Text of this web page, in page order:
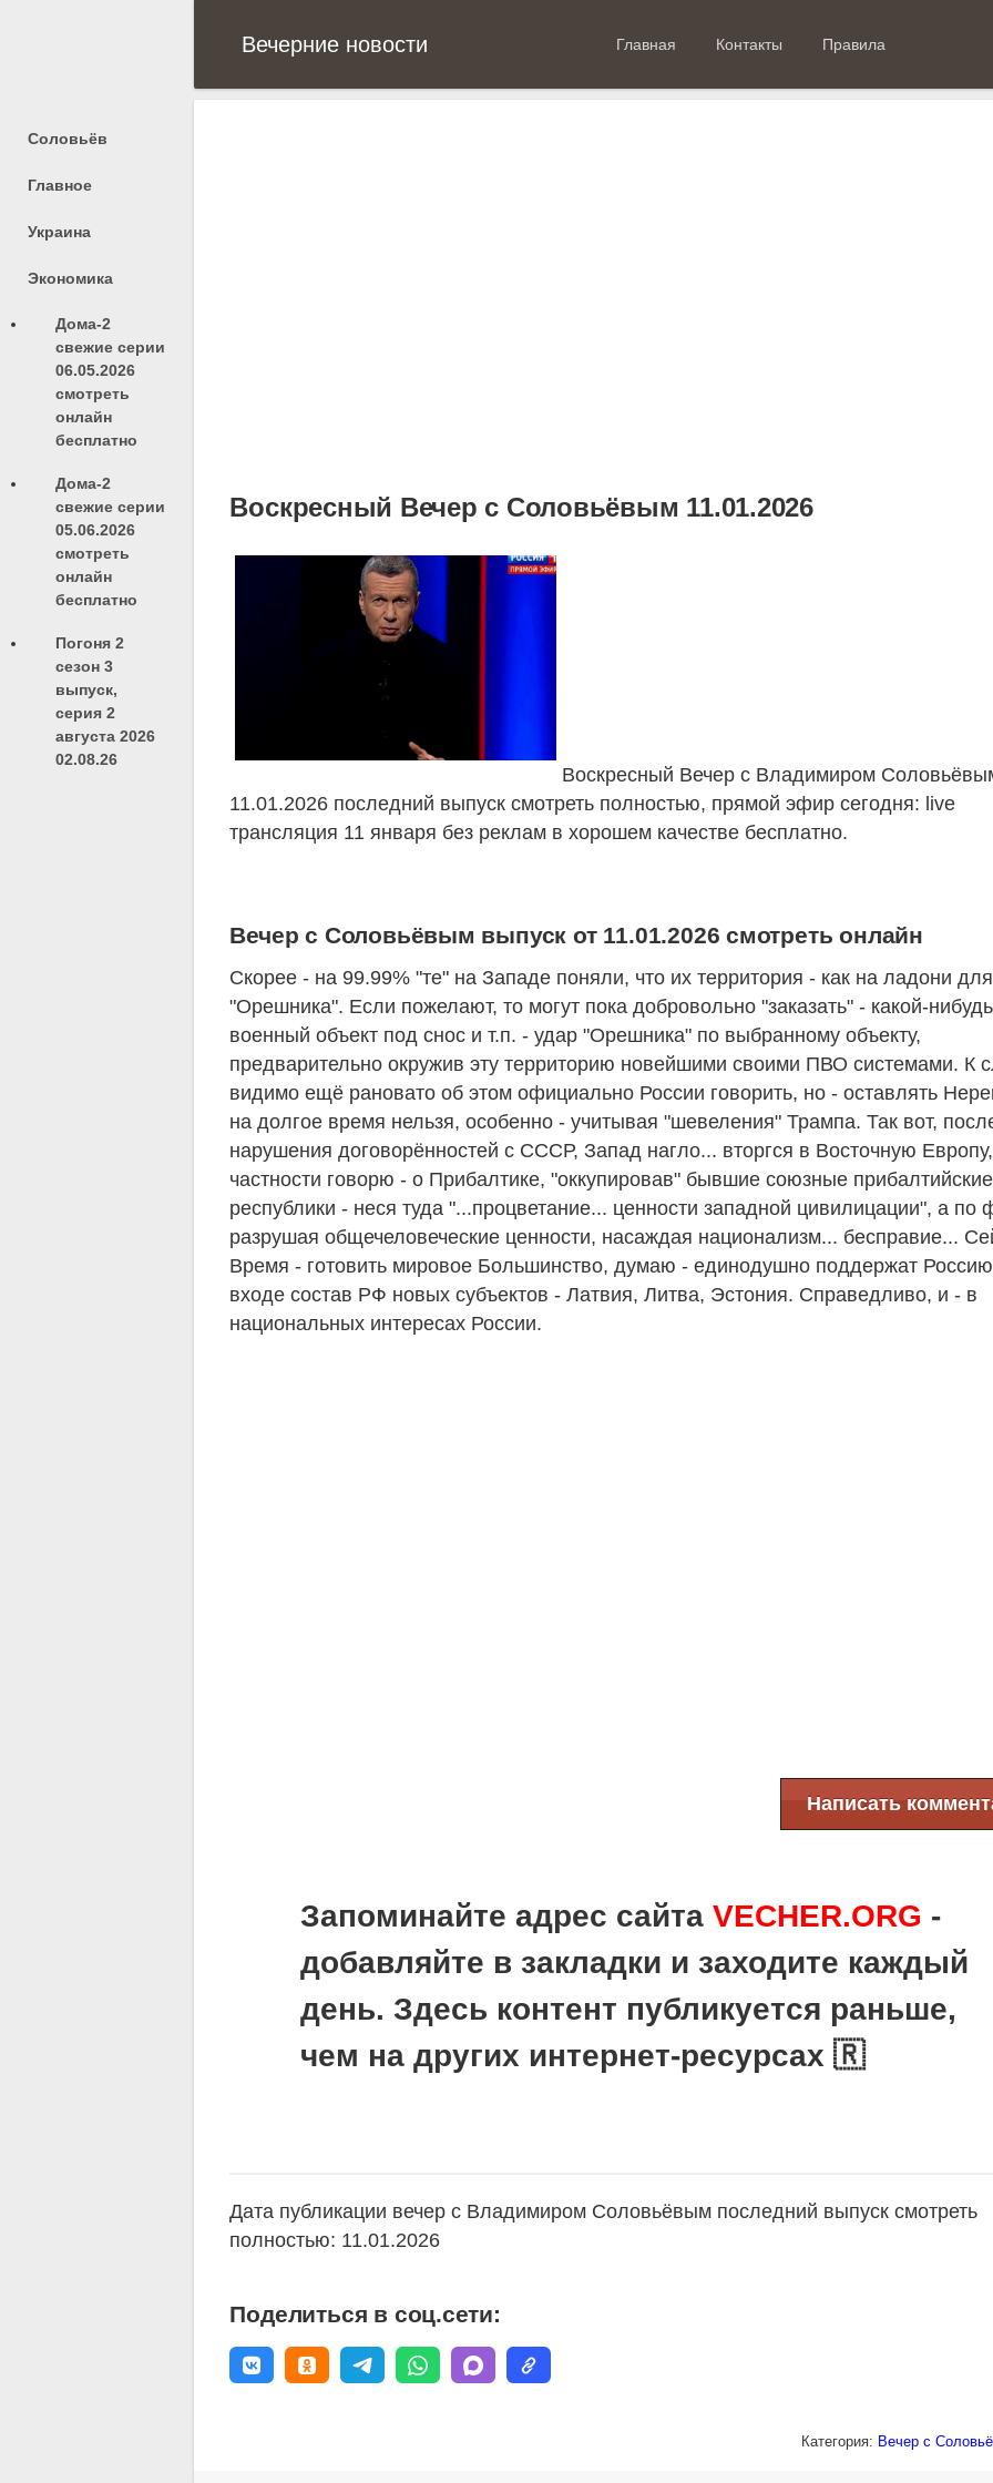
Вечерние новости Главная Контакты Правила
Соловьёв
Главное
Украина
Экономика
Дома-2
свежие серии
06.05.2026
смотреть
онлайн
бесплатно
Дома-2
свежие серии
05.06.2026
смотреть
онлайн
бесплатно
Погоня 2
сезон 3
выпуск,
серия 2
августа 2026
02.08.26
Воскресный Вечер с Соловьёвым 11.01.2026
Воскресный Вечер с Владимиром
11.01.2026 последний выпуск смотреть полностью, прямой эфир сегодня: live
трансляция 11 января без реклам в хорошем качестве бесплатно.
Вечер с Соловьёвым выпуск от 11.01.2026 смотреть онлайн
Скорее - на 99.99% "те" на Западе поняли, что их территория - как на ладони для
"Орешника". Если пожелают, то могут пока добровольно "заказать" - какой-
военный объект под снос и т.п. - удар "Орешника" по выбранному объекту,
предварительно окружив эту территорию новейшими своими ПВО системами. К
видимо ещё рановато об этом официально России говорить, но - оставлять
на долгое время нельзя, особенно - учитывая "шевеления" Трампа. Так вот,
нарушения договорённостей с СССР, Запад нагло... вторгся в Восточную
частности говорю - о Прибалтике, "оккупировав" бывшие союзные прибалтийские
республики - неся туда "...процветание... ценности западной цивилицации", а по
разрушая общечеловеческие ценности, насаждая национализм... бесправие...
Время - готовить мировое Большинство, думаю - единодушно поддержат
входе состав РФ новых субъектов - Латвия, Литва, Эстония. Справедливо, и - в
национальных интересах России.
Написать
Запоминайте адрес сайтаVECHER.ORG -
добавляйте в закладки и заходите каждый
день. Здесь контент публикуется раньше,
чем на других интернет-ресурсах 🇷
Дата публикации вечер с Владимиром Соловьёвым последний выпуск смотреть
полностью: 11.01.2026
Поделиться в соц.сети:
Категория: Вечер с